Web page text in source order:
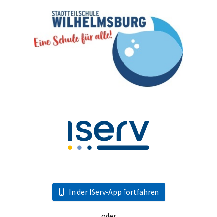
In der IServ-App fortfahren